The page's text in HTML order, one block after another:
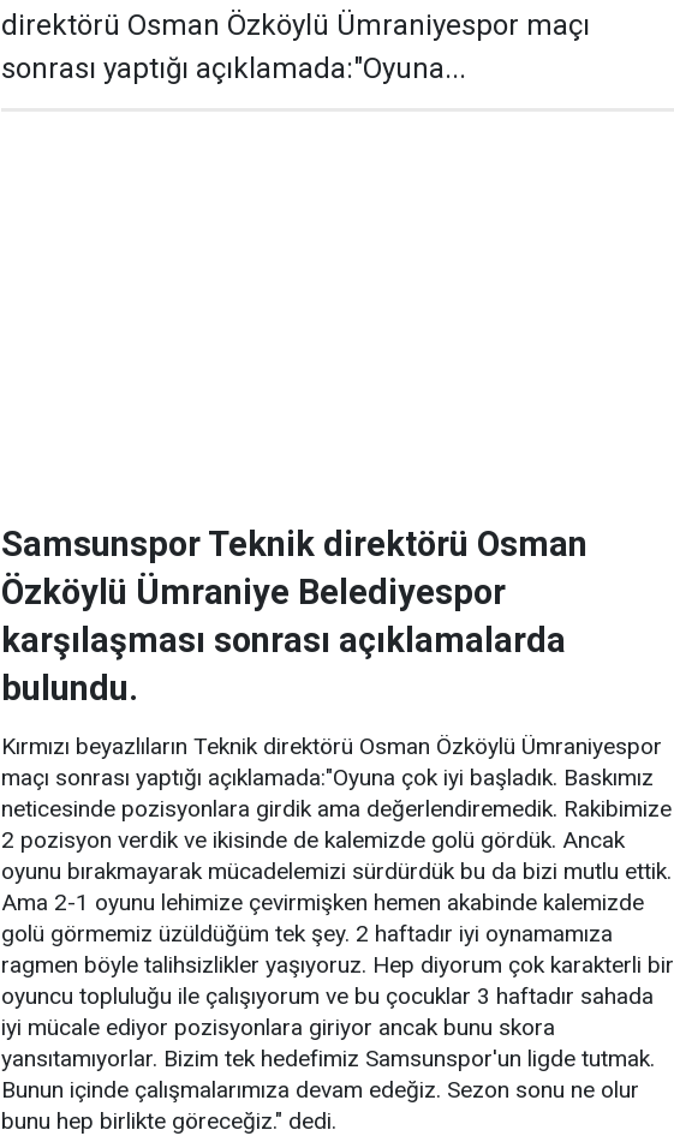
direktörü Osman Özköylü Ümraniyespor maçı
sonrası yaptığı açıklamada:"Oyuna...
Samsunspor Teknik direktörü Osman
Özköylü Ümraniye Belediyespor
karşılaşması sonrası açıklamalarda
bulundu.
Kırmızı beyazlıların Teknik direktörü Osman Özköylü Ümraniyespor
maçı sonrası yaptığı açıklamada:"Oyuna çok iyi başladık. Baskımız
neticesinde pozisyonlara girdik ama değerlendiremedik. Rakibimize
2 pozisyon verdik ve ikisinde de kalemizde golü gördük. Ancak
oyunu bırakmayarak mücadelemizi sürdürdük bu da bizi mutlu ettik.
Ama 2-1 oyunu lehimize çevirmişken hemen akabinde kalemizde
golü görmemiz üzüldüğüm tek şey. 2 haftadır iyi oynamamıza
ragmen böyle talihsizlikler yaşıyoruz. Hep diyorum çok karakterli bir
oyuncu topluluğu ile çalışıyorum ve bu çocuklar 3 haftadır sahada
iyi mücale ediyor pozisyonlara giriyor ancak bunu skora
yansıtamıyorlar. Bizim tek hedefimiz Samsunspor'un ligde tutmak.
Bunun içinde çalışmalarımıza devam edeğiz. Sezon sonu ne olur
bunu hep birlikte göreceğiz." dedi.